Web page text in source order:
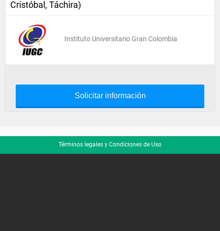
Cristóbal, Táchira)
Instituto Universitario Gran Colombia
Solicitar información
Términos legales y Condiciones de Uso